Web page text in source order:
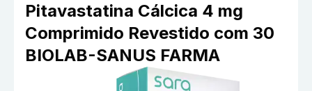
Pitavastatina Cálcica 4 mg
Comprimido Revestido com 30
BIOLAB-SANUS FARMA